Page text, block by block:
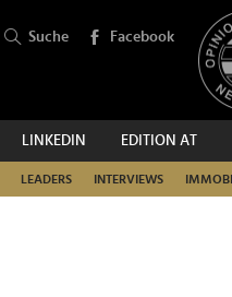
Suche Facebook
LINKEDIN EDITION AT
LEADERS INTERVIEWS
SUCHEN